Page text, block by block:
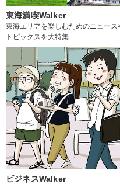
東海満喫Walker
東海エリアを楽しむためのニュース
トピックスを大特集
ビジネスWalker